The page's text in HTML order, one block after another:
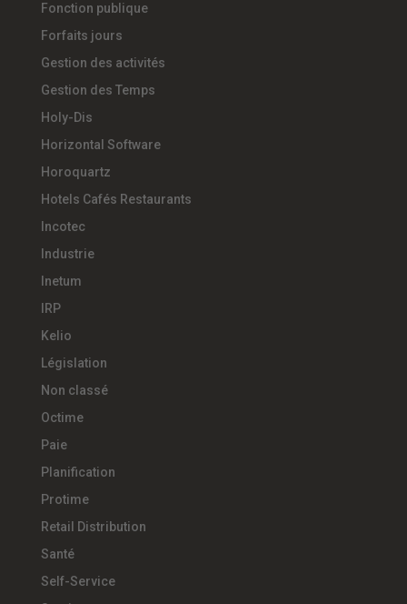
Fonction publique
Forfaits jours
Gestion des activités
Gestion des Temps
Holy-Dis
Horizontal Software
Horoquartz
Hotels Cafés Restaurants
Incotec
Industrie
Inetum
IRP
Kelio
Législation
Non classé
Octime
Paie
Planification
Protime
Retail Distribution
Santé
Self-Service